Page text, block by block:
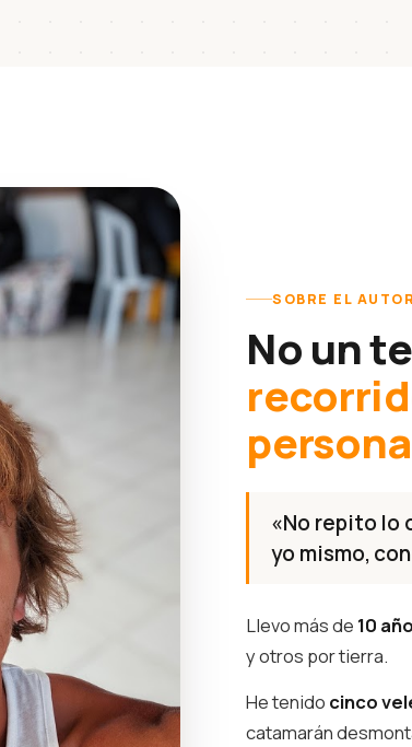
SOBRE EL AUTOR
No un
«No repito lo
yo mismo,
Llevo más de 10
y otros por tierra.
He tenido cinco
catamarán